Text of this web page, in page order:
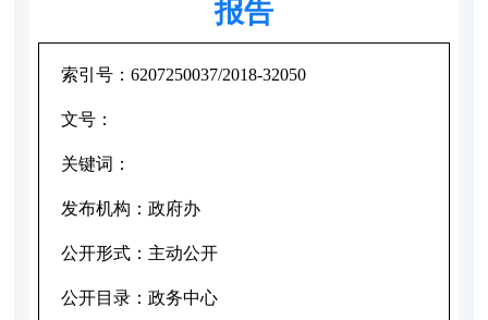
报告
索引号： 6207250037/2018-32050
文号：
关键词：
发布机构： 政府办
公开形式： 主动公开
公开目录： 政务中心